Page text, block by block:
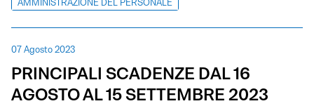
AMMINISTRAZIONE DEL PERSONALE
07 Agosto 2023
PRINCIPALI SCADENZE DAL 16
AGOSTO AL 15 SETTEMBRE 2023